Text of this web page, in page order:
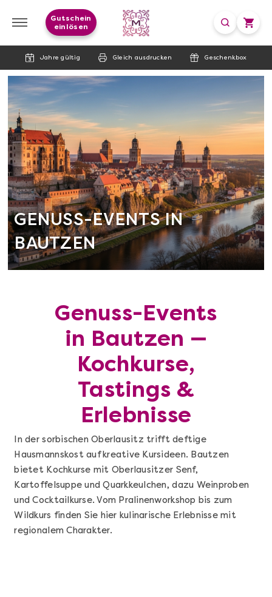
Jahre gültig Gleich ausdrucken Geschenkbox
Gutschein
einlösen
GENUSS-EVENTS IN
BAUTZEN
Genuss-Events
in Bautzen —
Kochkurse,
Tastings &
Erlebnisse
In der sorbischen Oberlausitz trifft deftige
Hausmannskost auf kreative Kursideen. Bautzen
bietet Kochkurse mit Oberlausitzer Senf,
Kartoffelsuppe und Quarkkeulchen, dazu Weinproben
und Cocktailkurse. Vom Pralinenworkshop bis zum
Wildkurs finden Sie hier kulinarische Erlebnisse mit
regionalem Charakter.